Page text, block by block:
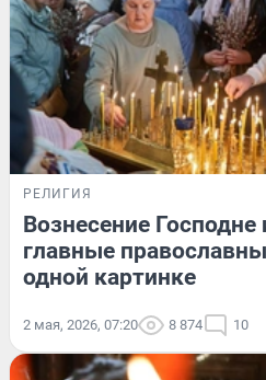
РЕЛИГИЯ
Вознесение Господне
главные
одной картинке
2 мая, 2026, 07:20 8 874 10